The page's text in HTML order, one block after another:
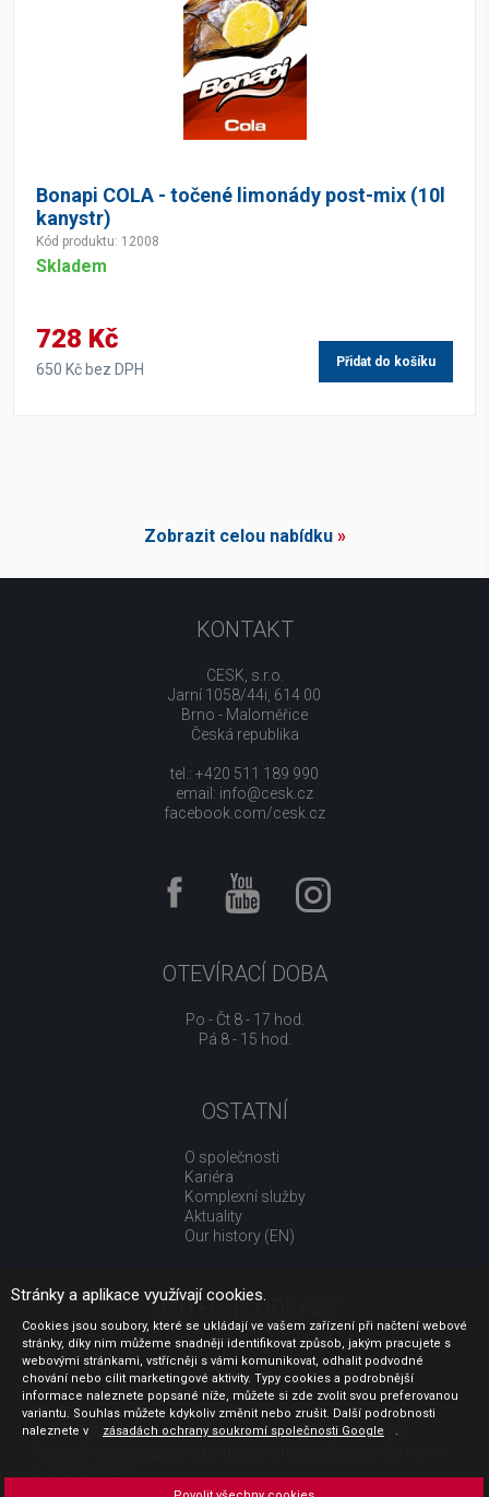
Bonapi COLA - točené limonády post-mix (10l
kanystr)
Kód produktu: 12008
Skladem
728 Kč
650 Kč bez DPH Přidat do košíku
Zobrazit celou nabídku»
KONTAKT
CESK, s.r.o.
Jarní 1058/44i, 614 00
Brno - Maloměřice
Česká republika
tel.: +420 511 189 990
email: info@cesk.cz
facebook.com/cesk.cz
OTEVÍRACÍ DOBA
Po - Čt 8 - 17 hod.
Pá 8 - 15 hod.
OSTATNÍ
O společnosti
Kariéra
Komplexní služby
Aktuality
Our history (EN)
UŽITEČNÉ ODKAZY
Jak nakupovat
Obchodní podmínky
GDPR - ochrana osobních údajů
Profil zadavatele
Sdělení před uzavřením kupní smlouvy pro spotřebitele
Stránky a aplikace využívají cookies.
Cookies jsou soubory, které se ukládají ve vašem zařízení při načtení webové
stránky, díky nim můžeme snadněji identifikovat způsob, jakým pracujete s
webovými stránkami, vstřícněji s vámi komunikovat, odhalit podvodné
chování nebo cílit marketingové aktivity. Typy cookies a podrobnější
informace naleznete popsané níže, můžete si zde zvolit svou preferovanou
variantu. Souhlas můžete kdykoliv změnit nebo zrušit. Další podrobnosti
naleznete v
zásadách ochrany soukromí společnosti Google .